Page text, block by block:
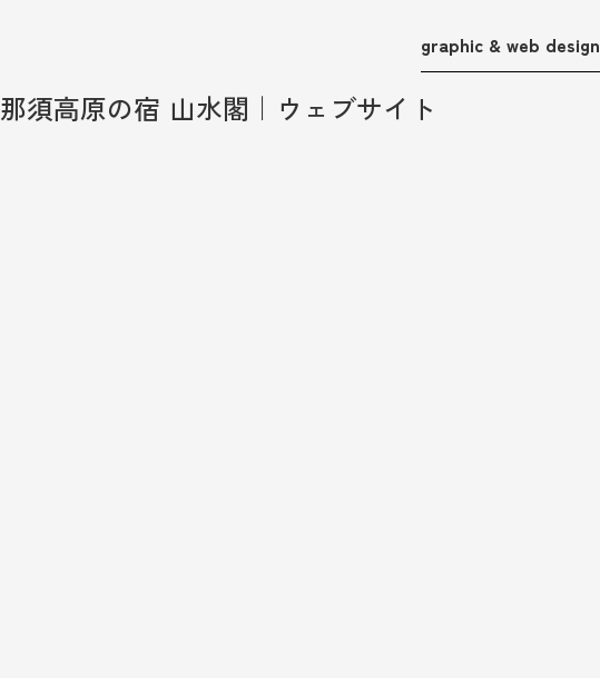
graphic & web design
那須高原の宿 山水閣｜ウェブサイト